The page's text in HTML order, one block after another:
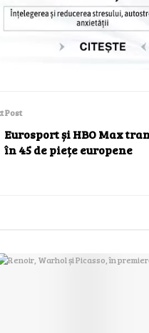
Post
Eurosport și HBO Max
în 45 de piețe europene